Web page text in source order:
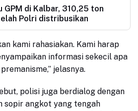
GPM di Kalbar, 310,25 ton
Polri distribusikan
kami rahasiakan. Kami harap
informasi sekecil apa
jelasnya.
polisi juga berdialog dengan
sopir angkot yang tengah